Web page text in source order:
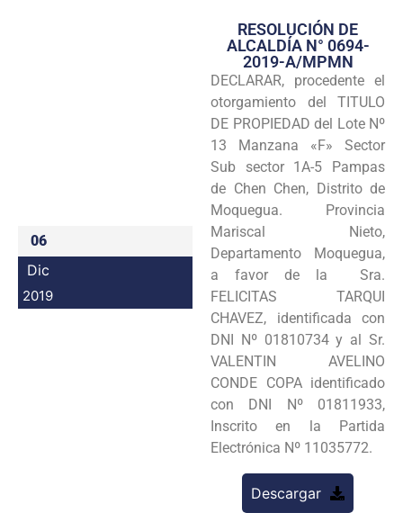
Transparencia
Seguridad
Programas
Intranet
06
Dic
2019
RESOLUCIÓN DE
ALCALDÍA N° 0694-
2019-A/MPMN
DECLARAR, procedente el
otorgamiento del TITULO
DE PROPIEDAD del Lote Nº
13 Manzana «F» Sector
Sub sector 1A-5 Pampas
de Chen Chen, Distrito de
Moquegua. Provincia
Mariscal Nieto,
Departamento Moquegua,
a favor de la Sra.
FELICITAS TARQUI
CHAVEZ, identificada con
DNI Nº 01810734 y al Sr.
VALENTIN AVELINO
CONDE COPA identificado
con DNI Nº 01811933,
Inscrito en la Partida
Electrónica Nº 11035772.
Descargar